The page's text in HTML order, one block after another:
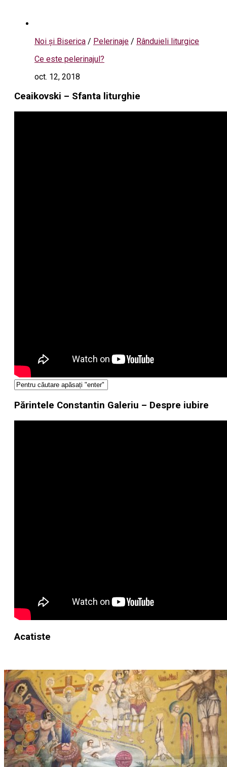
Noi și Biserica / Pelerinaje / Rânduieli liturgice
Ce este pelerinajul?
oct. 12, 2018
Ceaikovski – Sfanta liturghie
Părintele Constantin Galeriu – Despre iubire
Acatiste